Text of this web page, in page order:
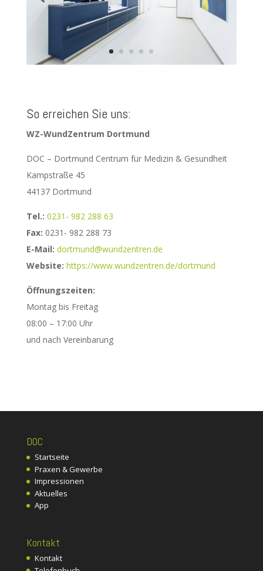
So erreichen Sie uns:
WZ-WundZentrum Dortmund
DOC – Dortmund Centrum für Medizin & Gesundheit
Kampstraße 45
44137 Dortmund
Tel.: 0231- 982 288 63
Fax: 0231- 982 288 73
E-Mail: dortmund@wundzentren.de
Website: https://www.wundzentren.de/dortmund
Öffnungszeiten:
Montag bis Freitag
08:00 – 17:00 Uhr
und nach Vereinbarung
DOC
Startseite
Praxen & Gewerbe
Impressionen
Aktuelles
App
Kontakt
Kontakt